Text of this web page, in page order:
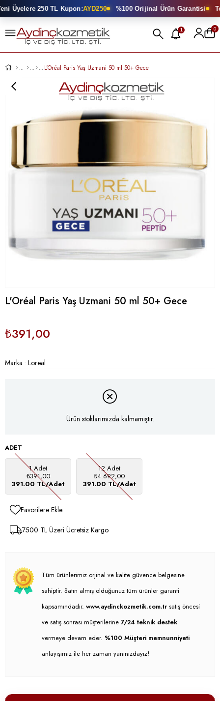
Üyelere 250 TL Kupon:AYD250 %100 Orijinal Ürün Garantisi
1 0
L'Oréal Paris Yaş Uzmani 50 ml 50+ Gece
L'Oréal Paris Yaş Uzmani 50 ml 50+ Gece
₺391,00
Marka : Loreal
Ürün stoklarımızda kalmamıştır.
ADET
1 Adet
₺391,00
391.00 TL/Adet
12 Adet
₺4.692,00
391.00 TL/Adet
Favorilere Ekle
7500 TL Üzeri Ücretsiz Kargo
Tüm ürünlerimiz orjinal ve kalite güvence belgesine
sahiptir. Satın almış olduğunuz tüm ürünler garanti
kapsamındadır. www.aydinckozmetik.com.tr satış öncesi
ve satış sonrası müşterilerine 7/24 teknik destek
vermeye devam eder. %100 Müşteri memnunniyeti
anlayışımız ile her zaman yanınızdayız!